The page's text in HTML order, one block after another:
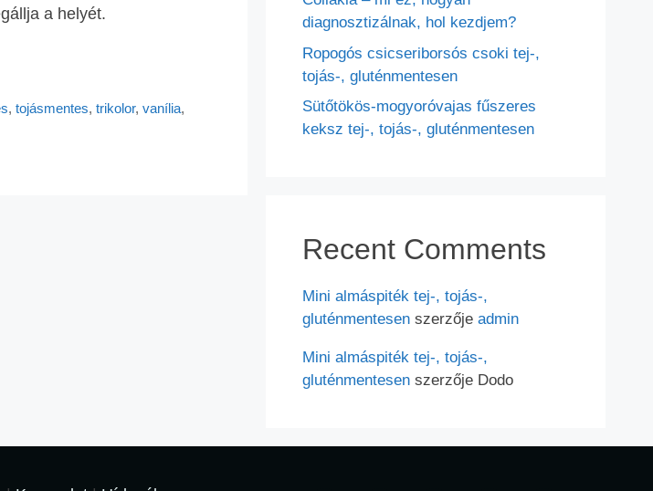
a helyét.
,tojásmentes,trikolor,vanília,
diagnosztizálnak, hol kezdjem?
Ropogós csicseriborsós csoki tej-,
tojás-, gluténmentesen
Sütőtökös-mogyoróvajas fűszeres
keksz tej-, tojás-, gluténmentesen
Recent Comments
Mini almáspiték tej-, tojás-,
gluténmentesen szerzője admin
Mini almáspiték tej-, tojás-,
gluténmentesen szerzője Dodo